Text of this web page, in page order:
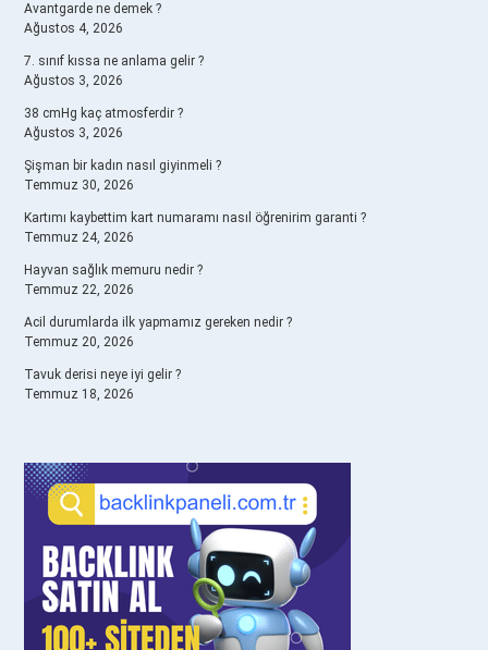
Avantgarde ne demek ?
Ağustos 4, 2026
7. sınıf kıssa ne anlama gelir ?
Ağustos 3, 2026
38 cmHg kaç atmosferdir ?
Ağustos 3, 2026
Şişman bir kadın nasıl giyinmeli ?
Temmuz 30, 2026
Kartımı kaybettim kart numaramı nasıl öğrenirim garanti ?
Temmuz 24, 2026
Hayvan sağlık memuru nedir ?
Temmuz 22, 2026
Acil durumlarda ilk yapmamız gereken nedir ?
Temmuz 20, 2026
Tavuk derisi neye iyi gelir ?
Temmuz 18, 2026